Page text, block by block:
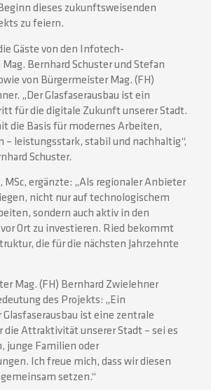
dieses zukunftsweisenden
zu feiern.
Gäste von den Infotech-
Bernhard Schuster und Stefan
von Bürgermeister Mag. (FH)
„Der Glasfaserausbau ist ein
für die digitale Zukunft unserer Stadt.
die Basis für modernes Arbeiten,
– leistungsstark, stabil und nachhaltig“,
Schuster.
ergänzte: „Als regionaler Anbieter
nicht nur auf technologischem
sondern auch aktiv in den
Ort zu investieren. Ried bekommt
die für die nächsten Jahrzehnte
Mag. (FH) Bernhard Zwielehner
des Projekts: „Ein
ist eine zentrale
die Attraktivität unserer Stadt – sei es
junge Familien oder
Ich freue mich, dass wir diesen
setzen.“